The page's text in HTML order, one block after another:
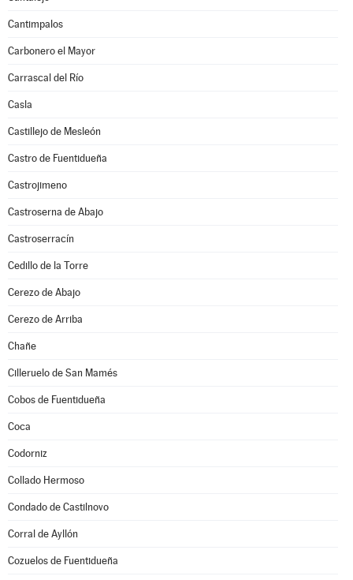
Cantimpalos
Carbonero el Mayor
Carrascal del Río
Casla
Castillejo de Mesleón
Castro de Fuentidueña
Castrojimeno
Castroserna de Abajo
Castroserracín
Cedillo de la Torre
Cerezo de Abajo
Cerezo de Arriba
Chañe
Cilleruelo de San Mamés
Cobos de Fuentidueña
Coca
Codorniz
Collado Hermoso
Condado de Castilnovo
Corral de Ayllón
Cozuelos de Fuentidueña